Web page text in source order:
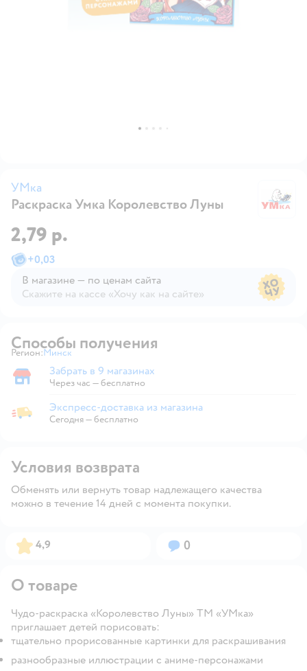
УМка
Раскраска Умка Королевство Луны
2,79 р.
+0,03
В магазине — по ценам сайта
Скажите на кассе «Хочу как на сайте»
Способы получения
Регион: Выбор адреса доставки.
Минск
Забрать в магазине
Забрать в 9 магазинах
Через час — бесплатно
Экспресс-доставка из магазина
Экспресс-доставка из магазина
Сегодня—бесплатно
Условия возврата
Обменять или вернуть товар надлежащего качества
можно в течение 14 дней с момента покупки.
Рейтинг:
4,9 Вопросов:
0
О товаре
Чудо-раскраска «Королевство Луны» ТМ «УМка»
приглашает детей порисовать:
тщательно прорисованные картинки для раскрашивания
разнообразные иллюстрации с аниме-персонажами